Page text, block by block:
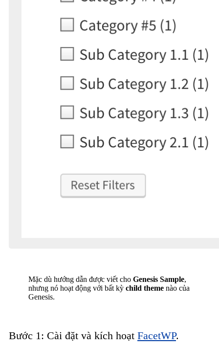
Mặc dù hướng dẫn được viết cho Genesis Sample,
nhưng nó hoạt động với bất kỳ child theme nào của
Genesis.
Bước 1: Cài đặt và kích hoạt FacetWP.